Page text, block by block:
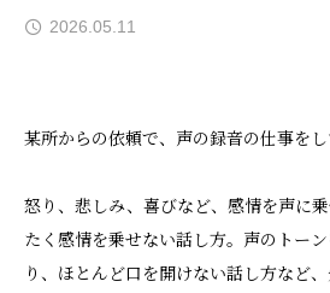
2026.05.11
某所からの依頼で、声の録音の仕事をし
怒り、悲しみ、喜びなど、感情を声に
たく感情を乗せない話し方。声のトー
り、ほとんど口を開けない話し方など